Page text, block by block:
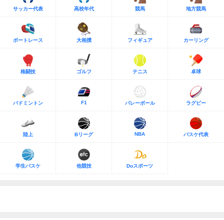
サッカー代表 高校年代 競馬 地方競馬
ボートレース 大相撲 フィギュア カーリング
格闘技 ゴルフ テニス 卓球
バドミントン F1 バレーボール ラグビー
陸上 Bリーグ NBA バスケ代表
学生バスケ 他競技 Doスポーツ